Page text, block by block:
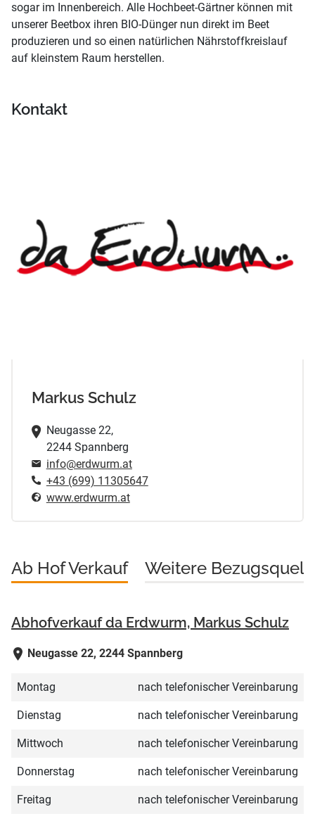
sogar im Innenbereich. Alle Hochbeet-Gärtner können mit
unserer Beetbox ihren BIO-Dünger nun direkt im Beet
produzieren und so einen natürlichen Nährstoffkreislauf
auf kleinstem Raum herstellen.
Kontakt
Markus Schulz
Neugasse 22,
2244 Spannberg
info@erdwurm.at
+43 (699) 11305647
www.erdwurm.at
Ab Hof Verkauf Weitere
Abhofverkauf da Erdwurm, Markus Schulz
Neugasse 22, 2244 Spannberg
Montag nach telefonischer Vereinbarung
Dienstag nach telefonischer Vereinbarung
Mittwoch nach telefonischer Vereinbarung
Donnerstag nach telefonischer Vereinbarung
Freitag nach telefonischer Vereinbarung